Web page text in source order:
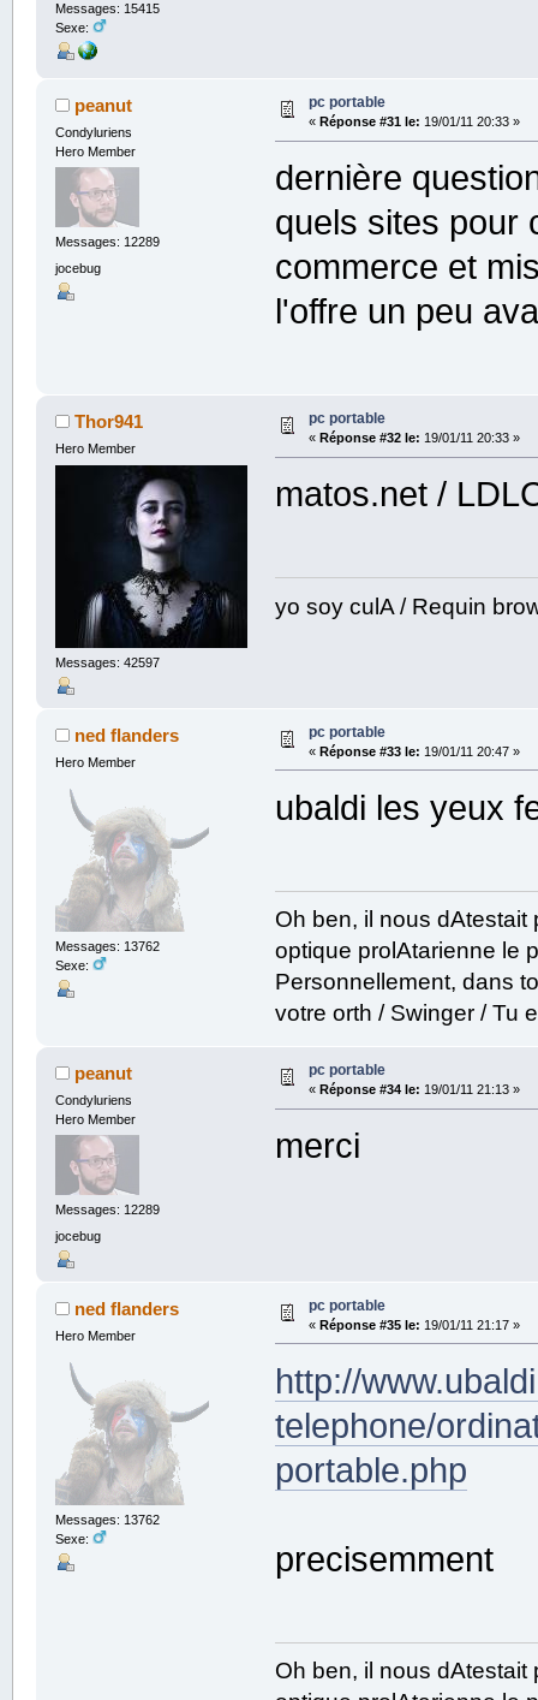
Messages: 15415
Sexe:
peanut
Condyluriens
Hero Member
Messages: 12289
jocebug
pc portable
« Réponse #31 le: 19/01/11 20:33 »
dernière
quels sites pour
commerce et
l'offre un peu
Thor941
Hero Member
Messages: 42597
pc portable
« Réponse #32 le: 19/01/11 20:33 »
matos.net /
yo soy culA / Requin
ned flanders
Hero Member
Messages: 13762
Sexe:
pc portable
« Réponse #33 le: 19/01/11 20:47 »
ubaldi les yeux
Oh ben, il nous
optique prolAtarienne le
Personnellement, dans
votre orth / Swinger / Tu
peanut
Condyluriens
Hero Member
Messages: 12289
jocebug
pc portable
« Réponse #34 le: 19/01/11 21:13 »
merci
ned flanders
Hero Member
Messages: 13762
Sexe:
pc portable
« Réponse #35 le: 19/01/11 21:17 »
http://
telephone/
portable.php
precisemment
Oh ben, il nous